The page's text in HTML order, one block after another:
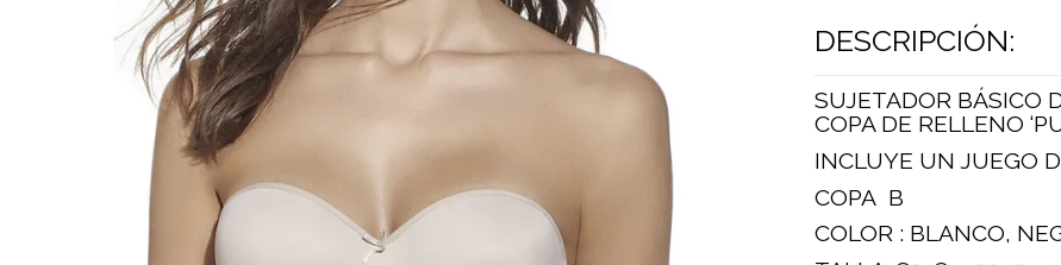
DESCRIPCIÓN:
SUJETADOR BÁSICO
COPA DE RELLENO
INCLUYE UN JUEGO
COPA B
COLOR : BLANCO,